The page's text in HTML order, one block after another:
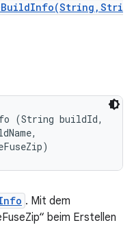
(String buildId,
. Mit dem
beim Erstellen